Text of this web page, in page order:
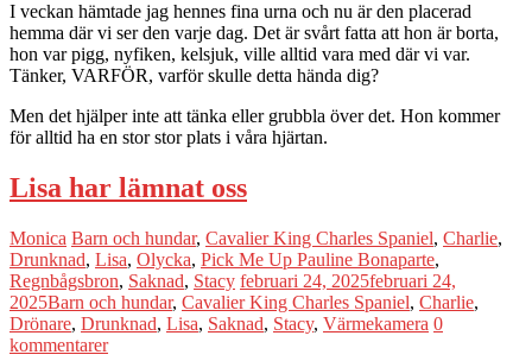
I veckan hämtade jag hennes fina urna och nu är den placerad
hemma där vi ser den varje dag. Det är svårt fatta att hon är borta,
hon var pigg, nyfiken, kelsjuk, ville alltid vara med där vi var.
Tänker, VARFÖR, varför skulle detta hända dig?
Men det hjälper inte att tänka eller grubbla över det. Hon kommer
för alltid ha en stor stor plats i våra hjärtan.
Lisa har lämnat oss
Monica Barn och hundar, Cavalier King Charles Spaniel, Charlie,
Drunknad, Lisa, Olycka, Pick Me Up Pauline Bonaparte,
Regnbågsbron, Saknad, Stacy februari 24, 2025februari 24,
2025Barn och hundar, Cavalier King Charles Spaniel, Charlie,
Drönare, Drunknad, Lisa, Saknad, Stacy, Värmekamera 0
kommentarer